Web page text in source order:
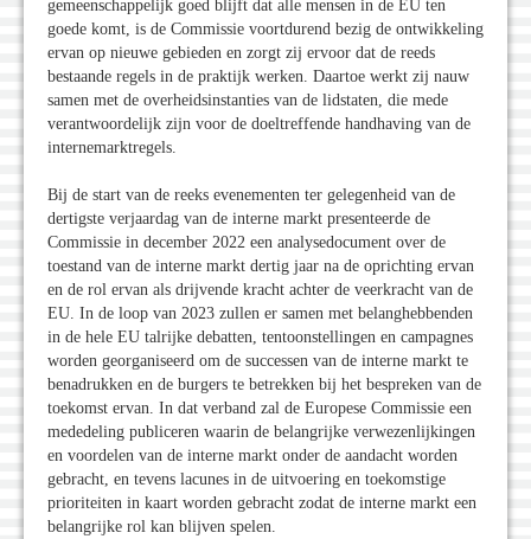
gemeenschappelijk goed blijft dat alle mensen in de EU ten
goede komt, is de Commissie voortdurend bezig de ontwikkeling
ervan op nieuwe gebieden en zorgt zij ervoor dat de reeds
bestaande regels in de praktijk werken. Daartoe werkt zij nauw
samen met de overheidsinstanties van de lidstaten, die mede
verantwoordelijk zijn voor de doeltreffende handhaving van de
internemarktregels.
Bij de start van de reeks evenementen ter gelegenheid van de
dertigste verjaardag van de interne markt presenteerde de
Commissie in december 2022 een analysedocument over de
toestand van de interne markt dertig jaar na de oprichting ervan
en de rol ervan als drijvende kracht achter de veerkracht van de
EU. In de loop van 2023 zullen er samen met belanghebbenden
in de hele EU talrijke debatten, tentoonstellingen en campagnes
worden georganiseerd om de successen van de interne markt te
benadrukken en de burgers te betrekken bij het bespreken van de
toekomst ervan. In dat verband zal de Europese Commissie een
mededeling publiceren waarin de belangrijke verwezenlijkingen
en voordelen van de interne markt onder de aandacht worden
gebracht, en tevens lacunes in de uitvoering en toekomstige
prioriteiten in kaart worden gebracht zodat de interne markt een
belangrijke rol kan blijven spelen.